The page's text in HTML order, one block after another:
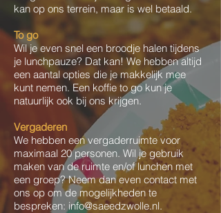
kan op ons terrein, maar is wel betaald.
To go
Wil je even snel een broodje halen tijdens
je lunchpauze? Dat kan! We hebben altijd
een aantal opties die je makkelijk mee
kunt nemen. Een koffie to go kun je
natuurlijk ook bij ons krijgen.
Vergaderen
We hebben een vergaderruimte voor
maximaal 20 personen. Wil je gebruik
maken van de ruimte en/of lunchen met
een groep? Neem dan even contact met
ons op om de mogelijkheden te
bespreken: info@saeedzwolle.nl.